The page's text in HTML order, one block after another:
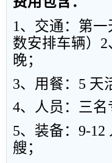
1、 交通： 第一
数安排车辆） 2
晚；
3、 用餐： 5 天
4、人员：三名
5、装备： 9-12
艘；